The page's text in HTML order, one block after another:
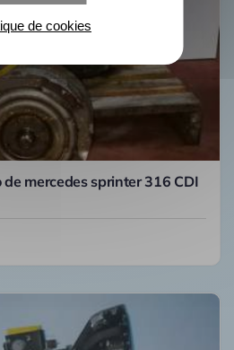
mercedes sprinter 316 CDI
de cookies